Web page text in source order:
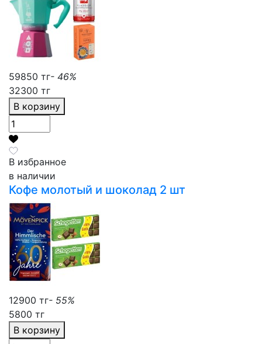
59850 тг- 46%
32300 тг
В корзину
В избранное
в наличии
Кофе молотый и шоколад 2 шт
12900 тг- 55%
5800 тг
В корзину